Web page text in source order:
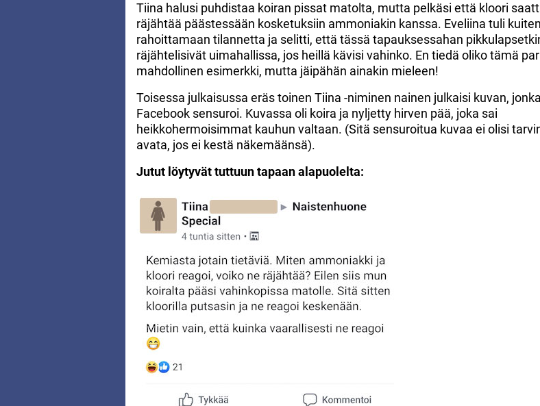
Tiina halusi puhdistaa koiran pissat matolta, mutta pelkäsi että kloori
räjähtää päästessään kosketuksiin ammoniakin kanssa. Eveliina tuli
rahoittamaan tilannetta ja selitti, että tässä tapauksessahan
räjähtelisivät uimahallissa, jos heillä kävisi vahinko. En tiedä oliko tämä
mahdollinen esimerkki, mutta jäipähän ainakin mieleen!
Toisessa julkaisussa eräs toinen Tiina -niminen nainen julkaisi kuvan, jonka
Facebook sensuroi. Kuvassa oli koira ja nyljetty hirven pää, joka sai
heikkohermoisimmat kauhun valtaan. (Sitä sensuroitua kuvaa ei olisi
avata, jos ei kestä näkemäänsä).
Jutut löytyvät tuttuun tapaan alapuolelta: